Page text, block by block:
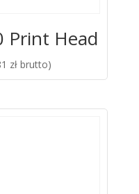
Print Head
zł brutto)